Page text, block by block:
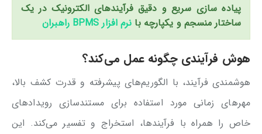
پیاده سازی سریع و دقیق فرآیندهای الکترونیک در یک
ساختار منسجم و یکپارچه با نرم افزار BPMS راهبران
هوش فرآیندی چگونه عمل می‌کند؟
هوشمندی فرآیند، با الگوریم‌های پیشرفته و قدرت کشف بالا،
مهرهای زمانی مورد استفاده برای مستندسازی رویدادهای
خاص را همراه با فرآیندها، استخراج و تفسیر می‌کند. این